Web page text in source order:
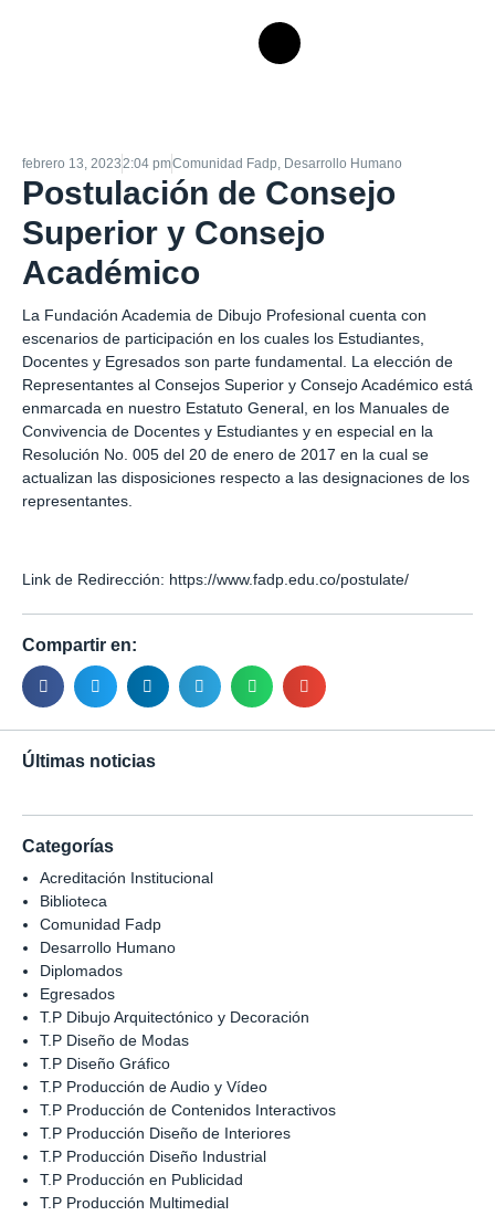
febrero 13, 20232:04 pmComunidad Fadp, Desarrollo Humano
Postulación de Consejo
Superior y Consejo
Académico
La Fundación Academia de Dibujo Profesional cuenta con
escenarios de participación en los cuales los Estudiantes,
Docentes y Egresados son parte fundamental. La elección de
Representantes al Consejos Superior y Consejo Académico está
enmarcada en nuestro Estatuto General, en los Manuales de
Convivencia de Docentes y Estudiantes y en especial en la
Resolución No. 005 del 20 de enero de 2017 en la cual se
actualizan las disposiciones respecto a las designaciones de los
representantes.
Link de Redirección: https://www.fadp.edu.co/postulate/
Compartir en:
Últimas noticias
Categorías
Acreditación Institucional
Biblioteca
Comunidad Fadp
Desarrollo Humano
Diplomados
Egresados
T.P Dibujo Arquitectónico y Decoración
T.P Diseño de Modas
T.P Diseño Gráfico
T.P Producción de Audio y Vídeo
T.P Producción de Contenidos Interactivos
T.P Producción Diseño de Interiores
T.P Producción Diseño Industrial
T.P Producción en Publicidad
T.P Producción Multimedial